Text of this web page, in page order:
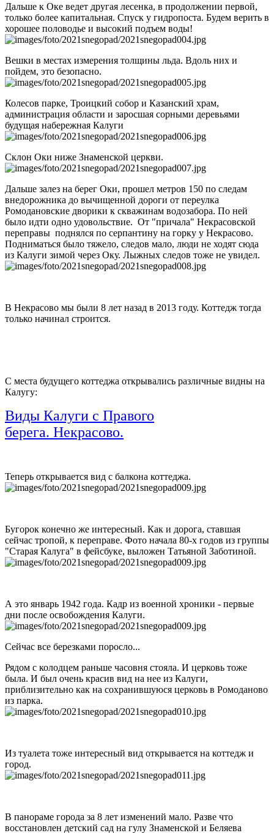
Дальше к Оке ведет другая лесенка, в продолжении первой,
только более капитальная. Спуск у гидропоста. Будем верить в
хорошее половодье и высокий подъем воды!
Вешки в местах измерения толщины льда. Вдоль них и
пойдем, это безопасно.
Колесов парке, Троицкий собор и Казанский храм,
администрация области и заросшая сорными деревьями
будущая набережная Калуги
Склон Оки ниже Знаменской церкви.
Дальше залез на берег Оки, прошел метров 150 по следам
внедорожника до вычищенной дороги от переулка
Ромодановские дворики к скважинам водозабора. По ней
было идти одно удовольствие. От "причала" Некрасовской
переправы поднялся по серпантину на горку у Некрасово.
Подниматься было тяжело, следов мало, люди не ходят сюда
из Калуги зимой через Оку. Лыжных следов тоже не увидел.
В Некрасово мы были 8 лет назад в 2013 году. Коттедж тогда
только начинал строится.
С места будущего коттеджа открывались различные видны на
Калугу:
Виды Калуги с Правого
берега. Некрасово.
Теперь открывается вид с балкона коттеджа.
Бугорок конечно же интересный. Как и дорога, ставшая
сейчас тропой, к переправе. Фото начала 80-х годов из группы
"Старая Калуга" в фейсбуке, выложен Татьяной Заботиной.
А это январь 1942 года. Кадр из военной хроники - первые
дни после освобождения Калуги.
Сейчас все березками поросло...
Рядом с колодцем раньше часовня стояла. И церковь тоже
была. И был очень красив вид на нее из Калуги,
приблизительно как на сохранившуюся церковь в Ромоданово
из парка.
Из туалета тоже интересный вид открывается на коттедж и
город.
В панораме города за 8 лет изменений мало. Разве что
восстановлен детский сад на гулу Знаменской и Беляева